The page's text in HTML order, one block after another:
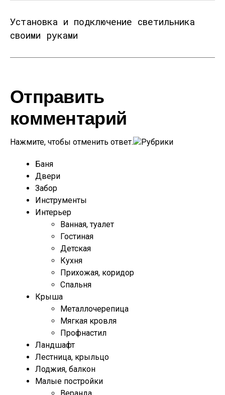
Установка и подключение светильника
своими руками
Отправить
комментарий
Нажмите, чтобы отменить ответ. Рубрики
Баня
Двери
Забор
Инструменты
Интерьер
Ванная, туалет
Гостиная
Детская
Кухня
Прихожая, коридор
Спальня
Крыша
Металлочерепица
Мягкая кровля
Профнастил
Ландшафт
Лестница, крыльцо
Лоджия, балкон
Малые постройки